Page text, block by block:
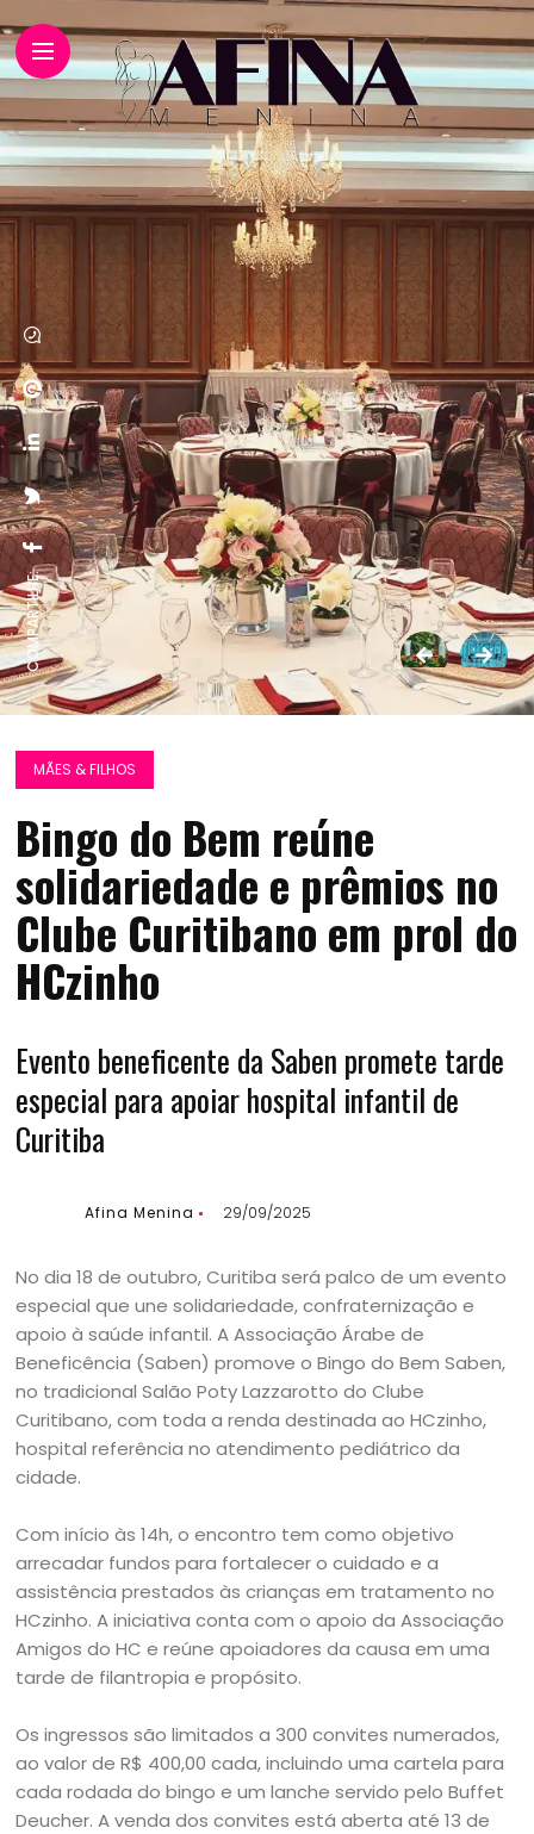
COMPARTILHE:
MÃES & FILHOS
Bingo do Bem reúne
solidariedade e prêmios no
Clube Curitibano em prol do
HCzinho
Evento beneficente da Saben promete tarde
especial para apoiar hospital infantil de
Curitiba
Afina Menina 29/09/2025
No dia 18 de outubro, Curitiba será palco de um evento
especial que une solidariedade, confraternização e
apoio à saúde infantil. A Associação Árabe de
Beneficência (Saben) promove o Bingo do Bem Saben,
no tradicional Salão Poty Lazzarotto do Clube
Curitibano, com toda a renda destinada ao HCzinho,
hospital referência no atendimento pediátrico da
cidade.
Com início às 14h, o encontro tem como objetivo
arrecadar fundos para fortalecer o cuidado e a
assistência prestados às crianças em tratamento no
HCzinho. A iniciativa conta com o apoio da Associação
Amigos do HC e reúne apoiadores da causa em uma
tarde de filantropia e propósito.
Os ingressos são limitados a 300 convites numerados,
ao valor de R$ 400,00 cada, incluindo uma cartela para
cada rodada do bingo e um lanche servido pelo Buffet
Deucher. A venda dos convites está aberta até 13 de